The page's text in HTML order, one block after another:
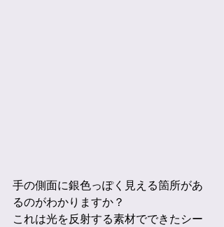
手の側面に銀色っぽく見える箇所があ
るのがわかりますか？
これは光を反射する素材でできたシー